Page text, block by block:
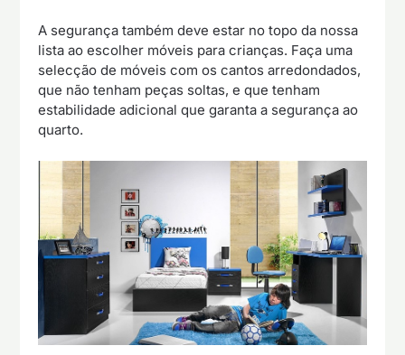
A segurança também deve estar no topo da nossa
lista ao escolher móveis para crianças. Faça uma
selecção de móveis com os cantos arredondados,
que não tenham peças soltas, e que tenham
estabilidade adicional que garanta a segurança ao
quarto.